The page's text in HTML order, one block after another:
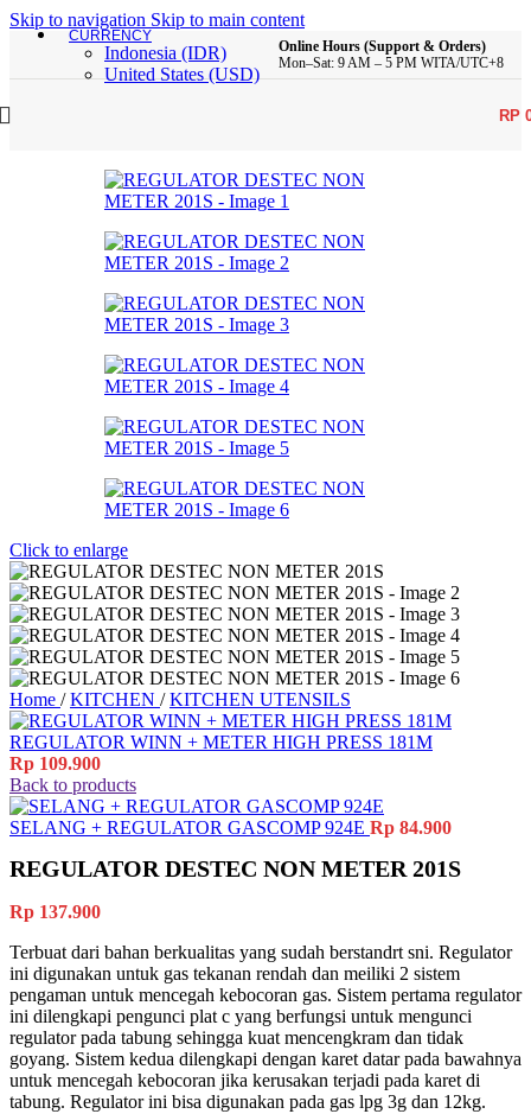
Skip to navigation Skip to main content
CURRENCY
Indonesia (IDR)
United States (USD)
Online Hours (Support & Orders)
Mon–Sat: 9 AM – 5 PM WITA/UTC+8
RP
Click to enlarge
Home / KITCHEN / KITCHEN UTENSILS
REGULATOR WINN + METER HIGH PRESS 181M
Rp 109.900
Back to products
SELANG + REGULATOR GASCOMP 924E Rp 84.900
REGULATOR DESTEC NON METER 201S
Rp 137.900
Terbuat dari bahan berkualitas yang sudah berstandrt sni. Regulator
ini digunakan untuk gas tekanan rendah dan meiliki 2 sistem
pengaman untuk mencegah kebocoran gas. Sistem pertama regulator
ini dilengkapi pengunci plat c yang berfungsi untuk mengunci
regulator pada tabung sehingga kuat mencengkram dan tidak
goyang. Sistem kedua dilengkapi dengan karet datar pada bawahnya
untuk mencegah kebocoran jika kerusakan terjadi pada karet di
tabung. Regulator ini bisa digunakan pada gas lpg 3g dan 12kg.